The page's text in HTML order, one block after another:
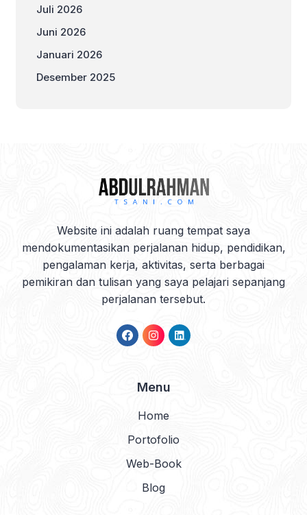
Juli 2026
Juni 2026
Januari 2026
Desember 2025
Website ini adalah ruang tempat saya
mendokumentasikan perjalanan hidup, pendidikan,
pengalaman kerja, aktivitas, serta berbagai
pemikiran dan tulisan yang saya pelajari sepanjang
perjalanan tersebut.
Menu
Home
Portofolio
Web-Book
Blog